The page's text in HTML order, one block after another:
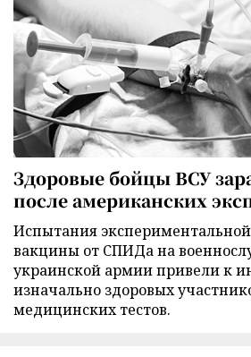
Здоровые бойцы ВСУ
после американских
Испытания
вакцины от СПИДа на
украинской армии привели к
изначально здоровых
медицинских тестов.